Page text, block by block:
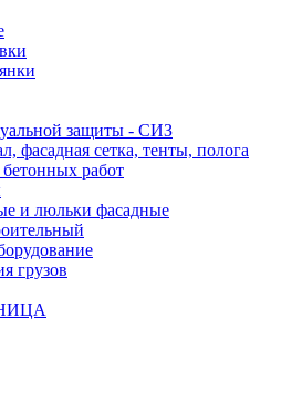
защиты - СИЗ
фасадная сетка, тенты, полога
работ
и люльки фасадные
грузов